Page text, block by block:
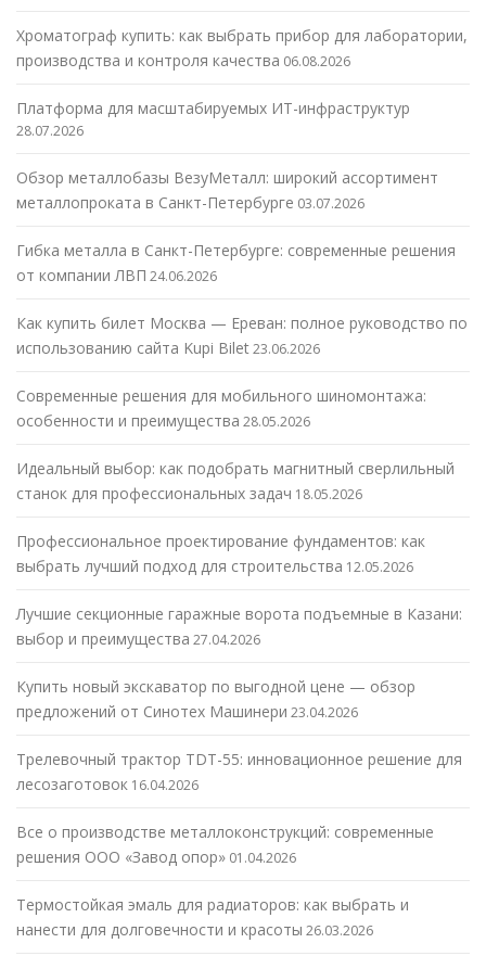
Хроматограф купить: как выбрать прибор для лаборатории,
производства и контроля качества 06.08.2026
Платформа для масштабируемых ИТ-инфраструктур
28.07.2026
Обзор металлобазы ВезуМеталл: широкий ассортимент
металлопроката в Санкт-Петербурге 03.07.2026
Гибка металла в Санкт-Петербурге: современные решения
от компании ЛВП 24.06.2026
Как купить билет Москва — Ереван: полное руководство по
использованию сайта Kupi Bilet23.06.2026
Современные решения для мобильного шиномонтажа:
особенности и преимущества 28.05.2026
Идеальный выбор: как подобрать магнитный сверлильный
станок для профессиональных задач 18.05.2026
Профессиональное проектирование фундаментов: как
выбрать лучший подход для строительства 12.05.2026
Лучшие секционные гаражные ворота подъемные в Казани:
выбор и преимущества 27.04.2026
Купить новый экскаватор по выгодной цене — обзор
предложений от Синотех Машинери 23.04.2026
Трелевочный трактор TDT-55: инновационное решение для
лесозаготовок 16.04.2026
Все о производстве металлоконструкций: современные
решения ООО «Завод опор» 01.04.2026
Термостойкая эмаль для радиаторов: как выбрать и
нанести для долговечности и красоты 26.03.2026